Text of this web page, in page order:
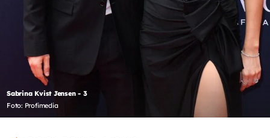
Sabrina Kvist Jensen - 3
Foto: Profimedia